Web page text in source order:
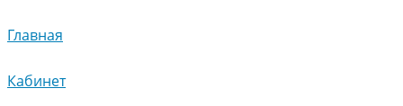
Главная
Кабинет